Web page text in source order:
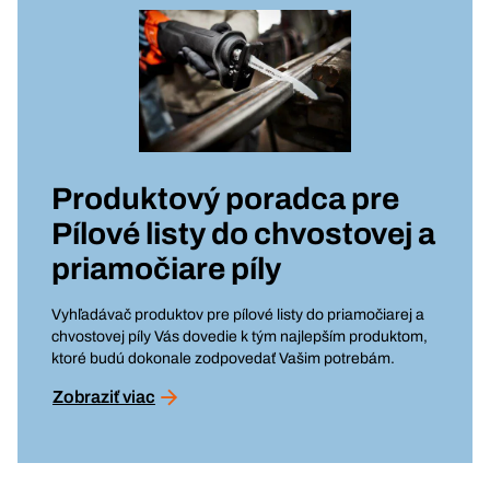
Produktový poradca pre
Pílové listy do chvostovej a
priamočiare píly
Vyhľadávač produktov pre pílové listy do priamočiarej a
chvostovej píly Vás dovedie k tým najlepším produktom,
ktoré budú dokonale zodpovedať Vašim potrebám.
Zobraziť viac